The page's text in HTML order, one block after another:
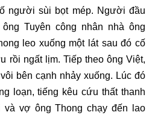
người sùi bọt mép. Người đầu
Tuyên công nhân nhà ông
leo xuống một lát sau đó cố
rồi ngất lịm. Tiếp theo ông Việt,
bên cạnh nhảy xuống. Lúc đó
loạn, tiếng kêu cứu thất thanh
vợ ông Thong chạy đến lao